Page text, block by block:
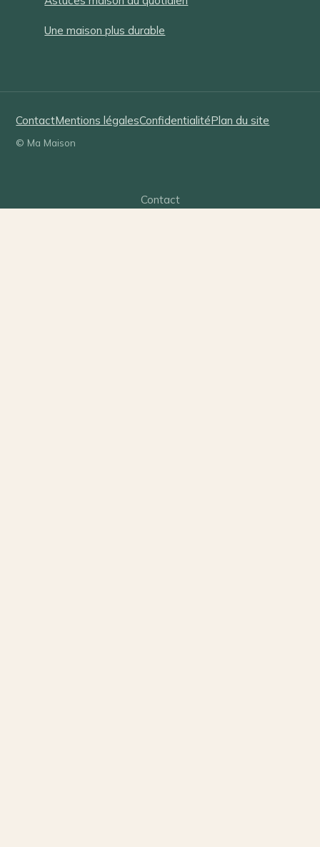
Une maison plus durable
ContactMentions légalesConfidentialitéPlan du site
© Ma Maison
Contact